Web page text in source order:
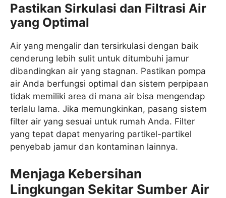
Pastikan Sirkulasi dan Filtrasi Air
yang Optimal
Air yang mengalir dan tersirkulasi dengan baik
cenderung lebih sulit untuk ditumbuhi jamur
dibandingkan air yang stagnan. Pastikan pompa
air Anda berfungsi optimal dan sistem perpipaan
tidak memiliki area di mana air bisa mengendap
terlalu lama. Jika memungkinkan, pasang sistem
filter air yang sesuai untuk rumah Anda. Filter
yang tepat dapat menyaring partikel-partikel
penyebab jamur dan kontaminan lainnya.
Menjaga Kebersihan
Lingkungan Sekitar Sumber Air